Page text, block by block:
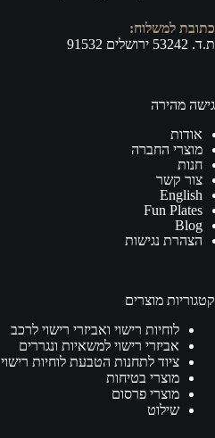
כתובת למשלוח:
ת.ד. 53242 ירושלים 91532
גישה מהירה
אודות
מוצרי החברה
חנות
צור קשר
English
Fun Plates
Blog
הצהרת נגישות
קטגוריות מוצרים
לוחיות רישוי ואביזרי רישוי לרכב
אביזרי רישוי למשאיות ונגררים
ציוד לתחנות הטבעת לוחיות רישוי
מוצרי בטיחות
מוצרי פרסום
שילוט